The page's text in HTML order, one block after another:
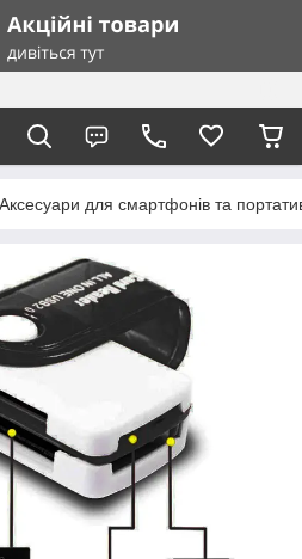
Аксесуари для смартфонів та